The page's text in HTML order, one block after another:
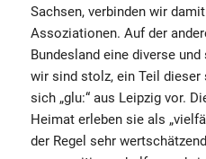
Sachsen, verbinden wir
Assoziationen. Auf der
Bundesland eine diverse
wir sind stolz, ein Teil dieser
sich „glu:“ aus Leipzig vor.
Heimat erleben sie als
der Regel sehr